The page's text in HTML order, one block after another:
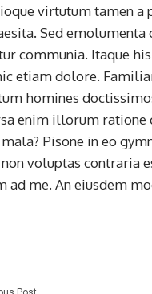
virtutum tamen
Sed emolumenta
communia. Itaque
etiam dolore.
homines
enim illorum ratione
Pisone in eo
voluptas contraria
ad me. An eiusdem